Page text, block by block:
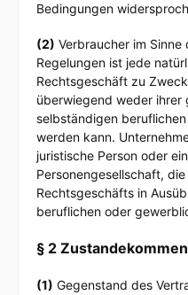
Bedingungen
(2) Verbraucher im
Regelungen ist jede
Rechtsgeschäft zu
überwiegend weder ihrer
selbständigen
werden kann.
juristische Person oder
Personengesellschaft,
Rechtsgeschäfts in
beruflichen oder
§ 2
(1) Gegenstand des